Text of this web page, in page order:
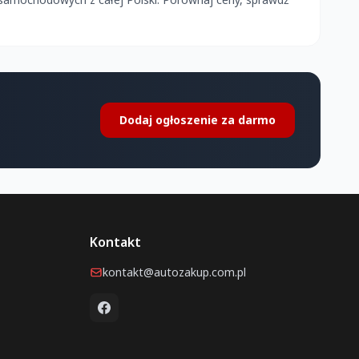
Dodaj ogłoszenie za darmo
Kontakt
kontakt@autozakup.com.pl